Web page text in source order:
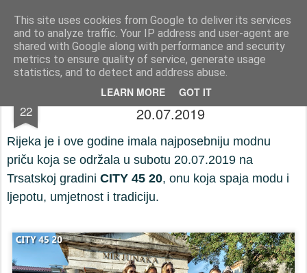
This site uses cookies from Google to deliver its services
and to analyze traffic. Your IP address and user-agent are
shared with Google along with performance and security
metrics to ensure quality of service, generate usage
statistics, and to detect and address abuse.
LEARN MORE GOT IT
Press-Photo.eu © News, Media, Concerts, Music, all Events
Početna stranica
Kontakt Početna stranica Kontakt
22
Revija CITY 45 20 na Trsatskoj Gradini
20.07.2019
Rijeka je i ove godine imala najposebniju modnu
priču koja se održala u subotu 20.07.2019 na
Trsatskoj gradini CITY 45 20, onu koja spaja modu i
ljepotu, umjetnost i tradiciju.